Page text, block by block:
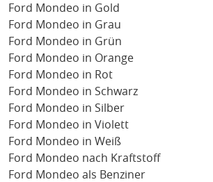
Ford Mondeo in Gold
Ford Mondeo in Grau
Ford Mondeo in Grün
Ford Mondeo in Orange
Ford Mondeo in Rot
Ford Mondeo in Schwarz
Ford Mondeo in Silber
Ford Mondeo in Violett
Ford Mondeo in Weiß
Ford Mondeo nach Kraftstoff
Ford Mondeo als Benziner